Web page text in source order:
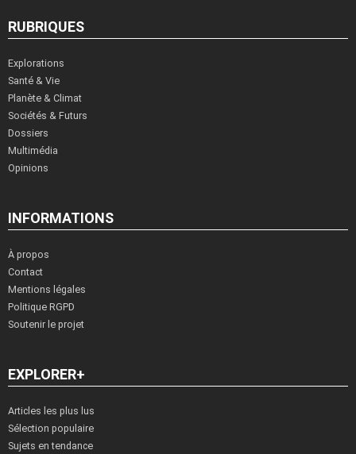
RUBRIQUES
Explorations
Santé & Vie
Planète & Climat
Sociétés & Futurs
Dossiers
Multimédia
Opinions
INFORMATIONS
À propos
Contact
Mentions légales
Politique RGPD
Soutenir le projet
EXPLORER+
Articles les plus lus
Sélection populaire
Sujets en tendance